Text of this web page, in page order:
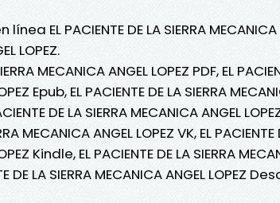
EL PACIENTE DE LA SIERRA
LOPEZ.
MECANICA ANGEL LOPEZ PDF, EL
Epub, EL PACIENTE DE LA SIERRA
DE LA SIERRA MECANICA ANGEL
MECANICA ANGEL LOPEZ VK, EL PACIENTE
Kindle, EL PACIENTE DE LA SIERRA
DE LA SIERRA MECANICA ANGEL LOPEZ